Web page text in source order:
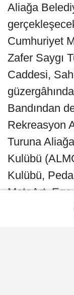
Aliağa
Cumhuriyet
Zafer Saygı
Caddesi,
Bandından
Rekreasyon
Turuna
Kulübü
Kulübü,
MotoArt,
grupları